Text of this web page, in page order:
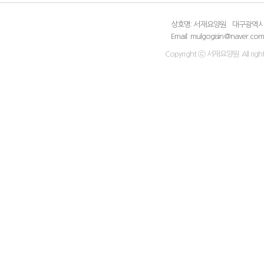
상호명: 서재요양원
대구광역
Email: mulgogisin@naver.com
Copyright ⓒ 서재요양원 All